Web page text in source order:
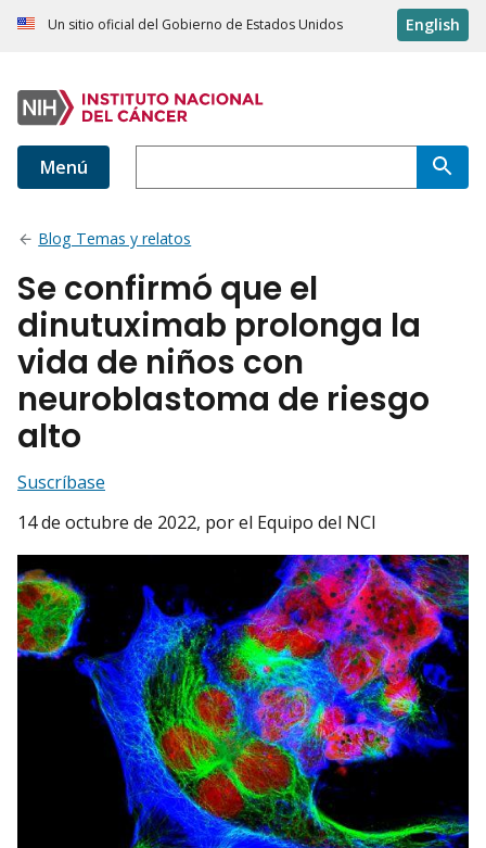
Un sitio oficial del Gobierno de Estados Unidos English
Menú
Blog Temas y relatos
Se confirmó que el
dinutuximab prolonga la
vida de niños con
neuroblastoma de riesgo
alto
Suscríbase
14 de octubre de 2022, por el Equipo del NCI